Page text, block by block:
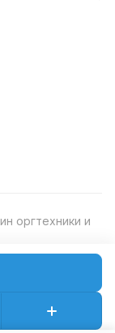
оргтехники и